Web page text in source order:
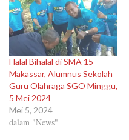
Halal Bihalal di SMA 15
Makassar, Alumnus Sekolah
Guru Olahraga SGO Minggu,
5 Mei 2024
Mei 5, 2024
dalam "News"